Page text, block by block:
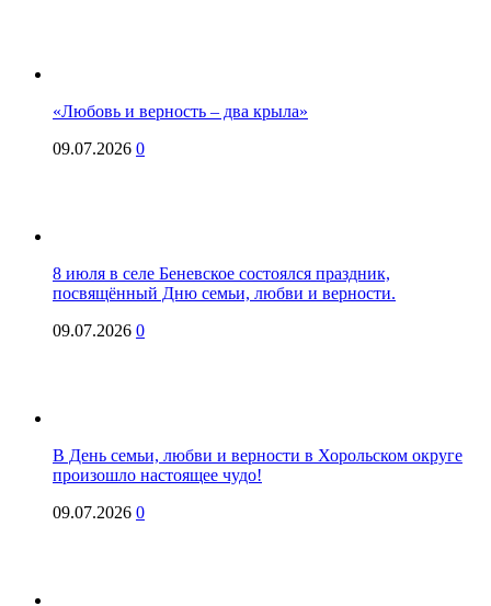
«Любовь и верность – два крыла»
09.07.2026 0
8 июля в селе Беневское состоялся праздник,
посвящённый Дню семьи, любви и верности.
09.07.2026 0
В День семьи, любви и верности в Хорольском округе
произошло настоящее чудо!
09.07.2026 0